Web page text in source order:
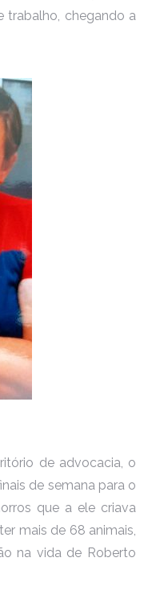
trabalho, chegando a
de advocacia, o
de semana para o
que a ele criava
mais de 68 animais,
na vida de Roberto